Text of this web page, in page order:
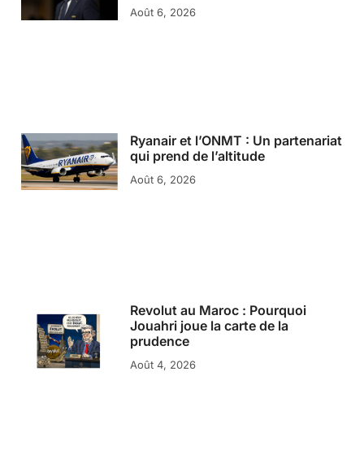
Août 6, 2026
Ryanair et l’ONMT : Un partenariat
qui prend de l’altitude
Août 6, 2026
Revolut au Maroc : Pourquoi
Jouahri joue la carte de la
prudence
Août 4, 2026